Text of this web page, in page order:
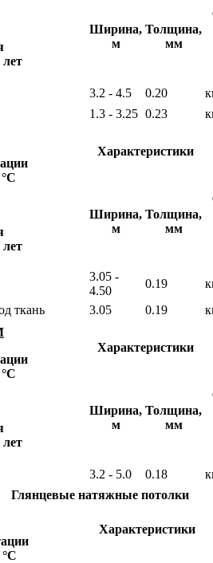
Ширина,
м
Толщина,
мм
3.2 - 4.5 0.20
1.3 - 3.25 0.23
Характеристики
Ширина,
м
Толщина,
мм
3.05 -
4.50
0.19
ткань
3.05 0.19
Характеристики
Ширина,
м
Толщина,
мм
3.2 - 5.0 0.18
Глянцевые натяжные потолки
°С
Характеристики